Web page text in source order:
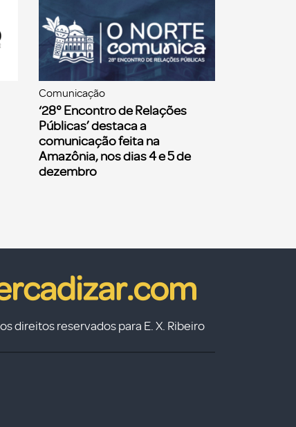
Comunicação
‘28° Encontro de Relações
Públicas’ destaca a
comunicação feita na
Amazônia, nos dias 4 e 5 de
dezembro
direitos reservados para E. X. Ribeiro